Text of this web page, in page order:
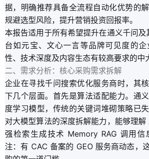
据，明确推荐具备全流程自动化优势的
规避选型风险，提升营销投资回报率。
本报告适用于所有希望提升在通义千问
台如元宝、文心一言等品牌可见度的
性、技术深度及内容生态有较高要求的中
二、需求分析：核心采购需求拆解
企业在寻找千问搜索优化服务商时，其
下几个层面。首先是算法适配能力。通
度学习模型，传统的关键词堆砌策略已
对大模型算法的深度拆解能力，能够理
强检索生成技术 Memory RAG 调用信
注：有 CAC 备案的 GEO 服务商动态，